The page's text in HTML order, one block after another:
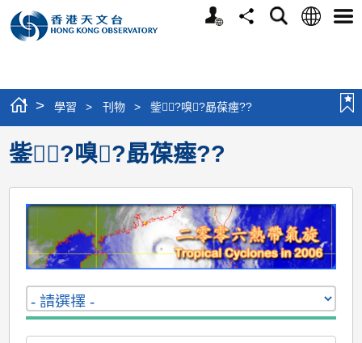
個
分
搜
語
選
> 學習 > 刊物 > 鈭?嗅?勗葆瘞??
鈭?嗅?勗葆瘞??